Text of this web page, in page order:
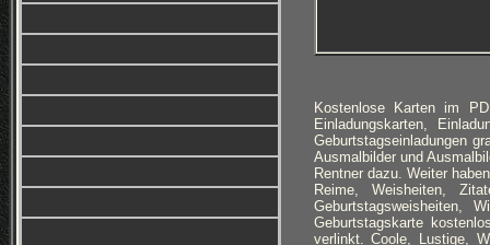
Kostenlose Karten im
Einladungskarten,
Geburtstagseinladungen
Ausmalbilder und
Rentner dazu. Weiter
Reime, Weisheiten,
Geburtstagsweisheiten,
Geburtstagskarte
verlinkt. Coole, Lustige,